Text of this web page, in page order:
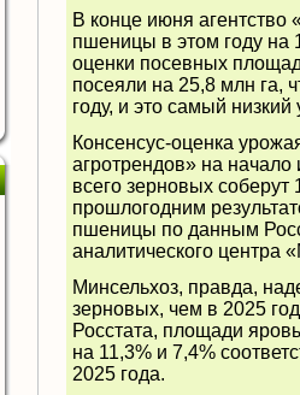
В конце июня агентство
пшеницы в этом году на
оценки посевных
посеяли на 25,8 млн га,
году, ​и это самый низкий
Консенсус-оценка
агротрендов» на
всего зерновых
прошлогодним
пшеницы по данным
аналитического центра
Минсельхоз, правда,
зерновых, чем в 2025
Росстата, площади
на 11,3% и 7,4%
2025 года.